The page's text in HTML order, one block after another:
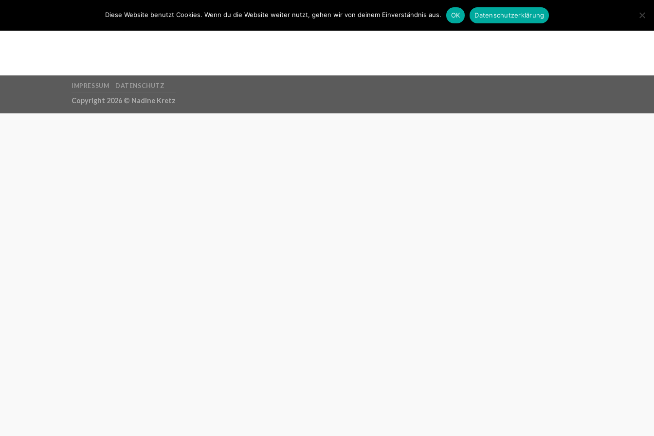
content
BERUFUNG BÜCHER BLOG SHOP TREFFPUNKT ÜBER MICH 🎁 GESCHENK
IMPRESSUM DATENSCHUTZ
Copyright 2026 © Nadine Kretz
Diese Website benutzt Cookies. Wenn du die Website weiter nutzt, gehen wir von deinem Einverständnis aus. OK Datenschutzerklärung